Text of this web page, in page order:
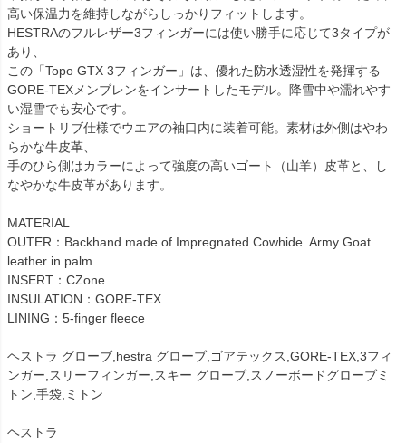
高い保温力を維持しながらしっかりフィットします。
HESTRAのフルレザー3フィンガーには使い勝手に応じて3タイプが
あり、
この「Topo GTX 3フィンガー」は、優れた防水透湿性を発揮する
GORE-TEXメンブレンをインサートしたモデル。降雪中や濡れやす
い湿雪でも安心です。
ショートリブ仕様でウエアの袖口内に装着可能。素材は外側はやわ
らかな牛皮革、
手のひら側はカラーによって強度の高いゴート（山羊）皮革と、し
なやかな牛皮革があります。
MATERIAL
OUTER：Backhand made of Impregnated Cowhide. Army Goat
leather in palm.
INSERT：CZone
INSULATION：GORE-TEX
LINING：5-finger fleece
ヘストラ グローブ,hestra グローブ,ゴアテックス,GORE-TEX,3フィ
ンガー,スリーフィンガー,スキー グローブ,スノーボードグローブミ
トン,手袋,ミトン
ヘストラ